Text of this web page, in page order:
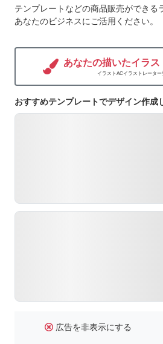
テンプレートなどの商品販売ができる
あなたのビジネスにご活用ください。
あなたの描いたイラ
イラストACイラストレータ
おすすめテンプレートでデザイン作成
広告を非表示にする